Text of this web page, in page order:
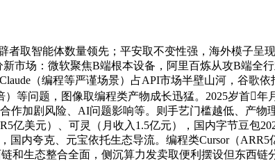
智能体数量领先；平安取不变性强，海外模子呈
市场：微软聚焦B端根本设备，阿里百炼从攻B端全
（编程等严谨场景）占API市场半壁山河，谷歌
等问题，图像取编程类产物成长迅猛。2025岁首年
作加剧风险、AI问题影响等。则手艺门槛越低、产
美元）、可灵（月收入1.5亿元），国内字节豆包
内夸克、元宝依托生态导流。编程类Cursor（
和生态整合全面，侧沉算力发卖取便利摆设但东西